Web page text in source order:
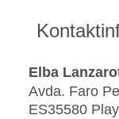
Elba
Avda. Faro
ES35580